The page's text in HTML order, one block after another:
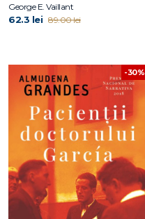
George E. Vaillant
62.3 lei 89.00 lei
-30%